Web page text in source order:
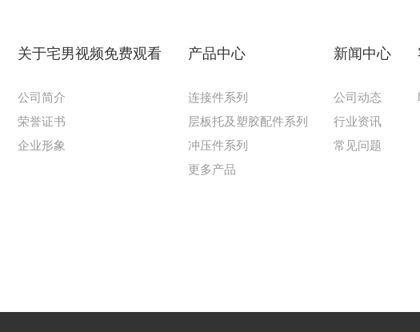
关于宅男视频免费观看
公司简介
荣誉证书
企业形象
产品中心
连接件系列
层板托及塑胶配件系列
冲压件系列
更多产品
新闻中心
公司动态
行业资讯
常见问题